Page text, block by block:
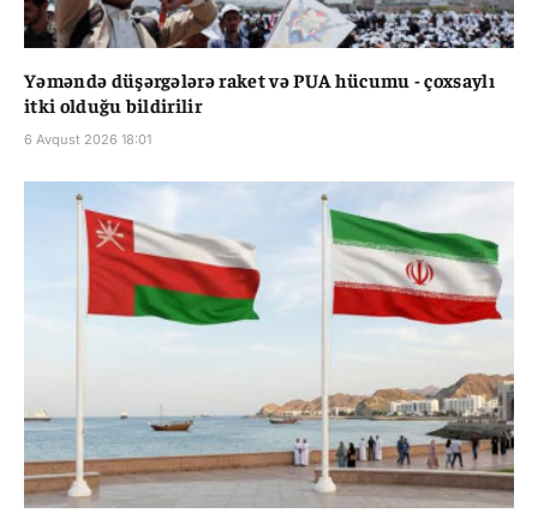
Yəməndə düşərgələrə raket və PUA hücumu - çoxsaylı
itki olduğu bildirilir
6 Avqust 2026 18:01